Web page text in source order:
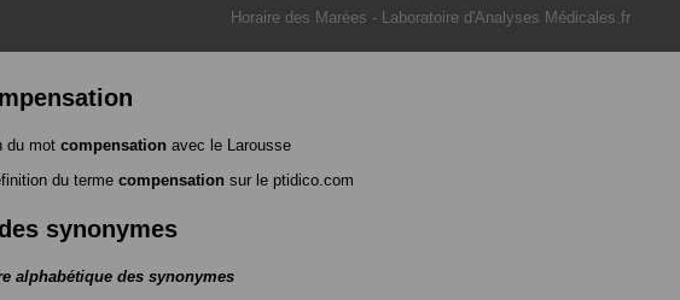
Horaire des Marées - Laboratoire d'Analyses Médicales.fr
du mot compensation avec le Larousse
du terme compensation sur le ptidico.com
synonymes
alphabétique des synonymes